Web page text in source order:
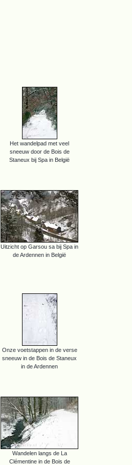
Het wandelpad met veel
sneeuw door de Bois de
Staneux bij Spa in België
Uitzicht op Garsou sa bij Spa in
de Ardennen in België
Onze voetstappen in de verse
sneeuw in de Bois de Staneux
in de Ardennen
Wandelen langs de La
Clémentine in de Bois de